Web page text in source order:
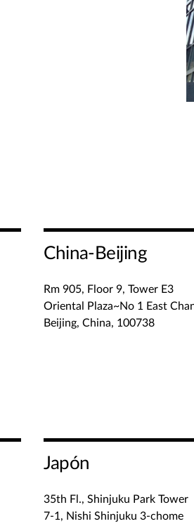
China-Beijing
Rm 905, Floor 9, Tower E3
Oriental Plaza~No 1 East
Beijing, China, 100738
Japón
35th Fl., Shinjuku Park Tower
7-1, Nishi Shinjuku 3-chome